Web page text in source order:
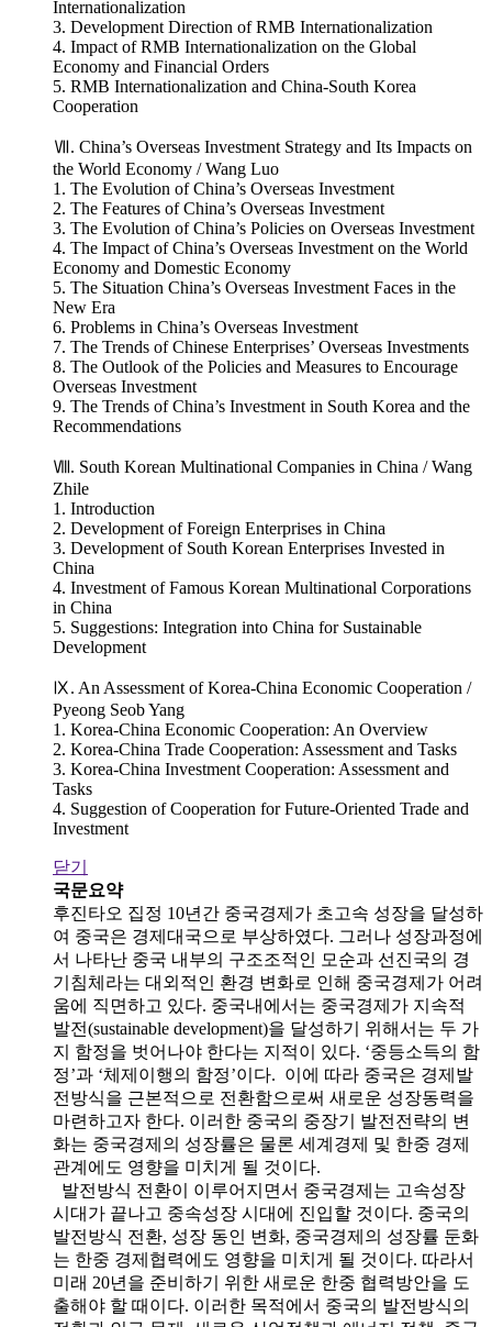
Internationalization
3. Development Direction of RMB Internationalization
4. Impact of RMB Internationalization on the Global
Economy and Financial Orders
5. RMB Internationalization and China-South Korea
Cooperation
Ⅶ. China’s Overseas Investment Strategy and Its Impacts on
the World Economy / Wang Luo
1. The Evolution of China’s Overseas Investment
2. The Features of China’s Overseas Investment
3. The Evolution of China’s Policies on Overseas Investment
4. The Impact of China’s Overseas Investment on the World
Economy and Domestic Economy
5. The Situation China’s Overseas Investment Faces in the
New Era
6. Problems in China’s Overseas Investment
7. The Trends of Chinese Enterprises’ Overseas Investments
8. The Outlook of the Policies and Measures to Encourage
Overseas Investment
9. The Trends of China’s Investment in South Korea and the
Recommendations
Ⅷ. South Korean Multinational Companies in China / Wang
Zhile
1. Introduction
2. Development of Foreign Enterprises in China
3. Development of South Korean Enterprises Invested in
China
4. Investment of Famous Korean Multinational Corporations
in China
5. Suggestions: Integration into China for Sustainable
Development
Ⅸ. An Assessment of Korea-China Economic Cooperation /
Pyeong Seob Yang
1. Korea-China Economic Cooperation: An Overview
2. Korea-China Trade Cooperation: Assessment and Tasks
3. Korea-China Investment Cooperation: Assessment and
Tasks
4. Suggestion of Cooperation for Future-Oriented Trade and
Investment
닫기
국문요약
후진타오 집정 10년간 중국경제가 초고속 성장을 달성하
여 중국은 경제대국으로 부상하였다. 그러나 성장과정에
서 나타난 중국 내부의 구조조적인 모순과 선진국의 경
기침체라는 대외적인 환경 변화로 인해 중국경제가 어려
움에 직면하고 있다. 중국내에서는 중국경제가 지속적
발전(sustainable development)을 달성하기 위해서는 두 가
지 함정을 벗어나야 한다는 지적이 있다. ‘중등소득의 함
정’과 ‘체제이행의 함정’이다. 이에 따라 중국은 경제발
전방식을 근본적으로 전환함으로써 새로운 성장동력을
마련하고자 한다. 이러한 중국의 중장기 발전전략의 변
화는 중국경제의 성장률은 물론 세계경제 및 한중 경제
관계에도 영향을 미치게 될 것이다.
발전방식 전환이 이루어지면서 중국경제는 고속성장
시대가 끝나고 중속성장 시대에 진입할 것이다. 중국의
발전방식 전환, 성장 동인 변화, 중국경제의 성장률 둔화
는 한중 경제협력에도 영향을 미치게 될 것이다. 따라서
미래 20년을 준비하기 위한 새로운 한중 협력방안을 도
출해야 할 때이다. 이러한 목적에서 중국의 발전방식의